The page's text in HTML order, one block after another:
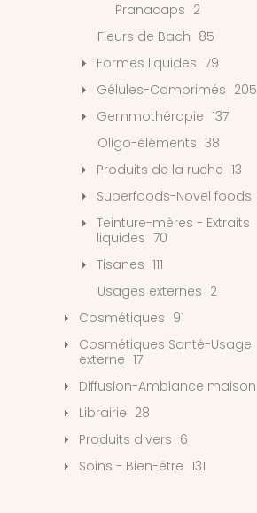
Pranacaps 2
Fleurs de Bach 85
Formes liquides 79
Gélules-Comprimés 205
Gemmothérapie 137
Oligo-éléments 38
Produits de la ruche 13
Superfoods-Novel foods
Teinture-mères - Extraits
liquides 70
Tisanes 111
Usages externes 2
Cosmétiques 91
Cosmétiques Santé-Usage
externe 17
Diffusion-Ambiance maison
Librairie 28
Produits divers 6
Soins - Bien-être 131